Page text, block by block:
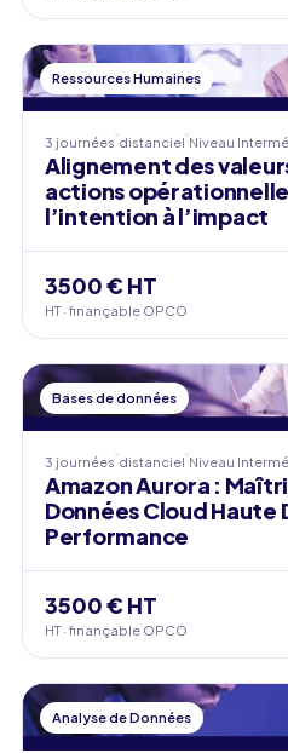
Ressources Humaines
3 journées distanciel Niveau
Alignement des
actions
l’intention à l’impact
3500 € HT
HT · finançable OPCO
Bases de données
3 journées distanciel Niveau
Amazon Aurora :
Données Cloud
Performance
3500 € HT
HT · finançable OPCO
Analyse de Données